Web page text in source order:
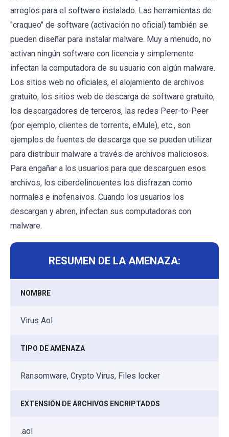
arreglos para el software instalado. Las herramientas de
"craqueo" de software (activación no oficial) también se
pueden diseñar para instalar malware. Muy a menudo, no
activan ningún software con licencia y simplemente
infectan la computadora de su usuario con algún malware.
Los sitios web no oficiales, el alojamiento de archivos
gratuito, los sitios web de descarga de software gratuito,
los descargadores de terceros, las redes Peer-to-Peer
(por ejemplo, clientes de torrents, eMule), etc., son
ejemplos de fuentes de descarga que se pueden utilizar
para distribuir malware a través de archivos maliciosos.
Para engañar a los usuarios para que descarguen esos
archivos, los ciberdelincuentes los disfrazan como
normales e inofensivos. Cuando los usuarios los
descargan y abren, infectan sus computadoras con
malware.
RESUMEN DE LA AMENAZA:
NOMBRE
Virus Aol
TIPO DE AMENAZA
Ransomware, Crypto Virus, Files locker
EXTENSIÓN DE ARCHIVOS ENCRIPTADOS
.aol